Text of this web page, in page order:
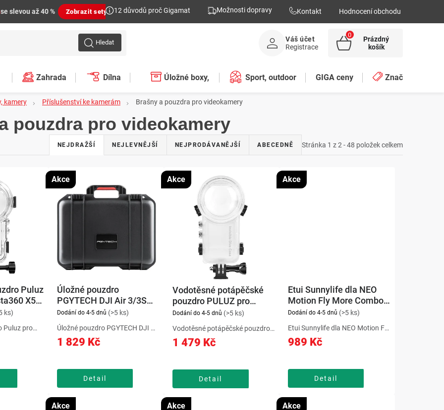
se slevou až 40 % Zobrazit sety 12 důvodů proč Gigamat Možnosti dopravy Kontakt Hodnocení obchodu
Hledat
Váš účet
Registrace
NÁKUPNÍ
Prázdný
košík
Zahrada Dílna Úložné boxy,
plastové regály,
Sport, outdoor GIGA ceny Značky
kamery Příslušenství ke kamerám Brašny a pouzdra pro videokamery
pouzdra pro videokamery
Stránka 1 z2 -48 položek celkem
Ř
z
n
p
ů
NEJDRAŽŠÍ NEJLEVNĚJŠÍ NEJPRODÁVANĚJŠÍ ABECEDNĚ
Puluz
X5
ks)
Puluz pro
pomůže
Vodotěsné
tak,
Akce
Úložné pouzdro
PGYTECH DJI Air 3/3S
PGYTECH
Dodání do 4-5 dnů (>5 ks)
1 829 Kč
Detail
Úložné pouzdro PGYTECH DJI Air
3/3S pomůže chránit zařízení
před poškrábáním, nečistotami a
PGYTECH pro uložení DJI Air
3/3S. Bezpečnostní přepravní...
Akce
Vodotěsné potápěčské
pouzdro PULUZ pro
Insta360 X3Puluz
Dodání do 4-5 dnů (>5 ks)
1 479 Kč
Detail
Vodotěsné potápěčské pouzdro
PULUZ pro Insta360 X3 pomůže
chránit zařízení před
běžným opotřebením. Vodotěsné
pouzdro Puluz pro kameru
Insta360 X3....
Akce
Etui Sunnylife dla NEO
Motion Fly More Combo
(073535)Sunnylife
Dodání do 4-5 dnů (>5 ks)
989 Kč
Detail
Etui Sunnylife dla NEO Motion Fly
More Combo (073535) je
praktický produkt, který usnadní
kompatibilního zařízení. Pouzdro
Sunnylife pro NEO Motion Fly
More...
Akce Akce Akce